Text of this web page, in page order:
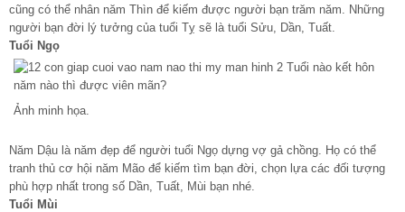
cũng có thể nhân năm Thìn để kiếm được người bạn trăm năm. Những
người bạn đời lý tưởng của tuổi Tỵ sẽ là tuổi Sửu, Dần, Tuất.
Tuổi Ngọ
Ảnh minh họa.
Năm Dậu là năm đẹp để người tuổi Ngọ dựng vợ gả chồng. Họ có thể
tranh thủ cơ hội năm Mão để kiếm tìm bạn đời, chọn lựa các đối tượng
phù hợp nhất trong số Dần, Tuất, Mùi bạn nhé.
Tuổi Mùi